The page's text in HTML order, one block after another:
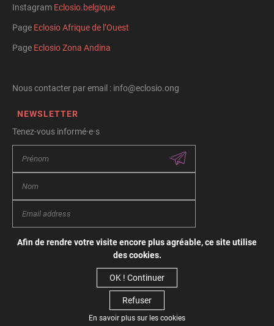
Instagram Eclosio.belgique
Page Eclosio Afrique de l’Ouest
Page Eclosio Zona Andina
Nous contacter par email : info@eclosio.ong
NEWSLETTER
Tenez-vous informé·e·s
Conditions générales d’utilisation
© Copyright 2026 Eclosio - Tous droits réservés
Afin de rendre votre visite encore plus agréable, ce site utilise
des cookies.
OK ! Continuer
Refuser
En savoir plus sur les cookies